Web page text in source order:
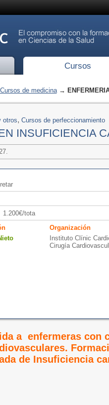
Cursos
Cursos de medicina→ ENFERMERIA
otros, Cursos de perfeccionamiento
INSUFICIENCIA
1.200€/tota
Organización
Instituto Clínic
Cirugía
a enfermeras con
de Insuficiencia